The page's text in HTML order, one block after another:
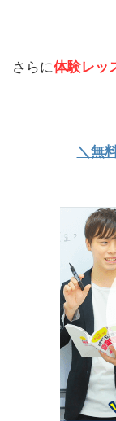
さらに体験レッ
＼無